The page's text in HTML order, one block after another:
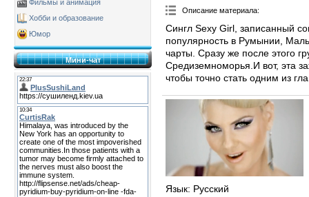
Фильмы и анимация
Хобби и образование
Юмор
Мини-чат
Описание материала:
Сингл Sexy Girl, записанный
популярность в Румынии,
чарты. Сразу же после этого
Средиземноморья.И вот, эта
чтобы точно стать одним из
Язык: Русский